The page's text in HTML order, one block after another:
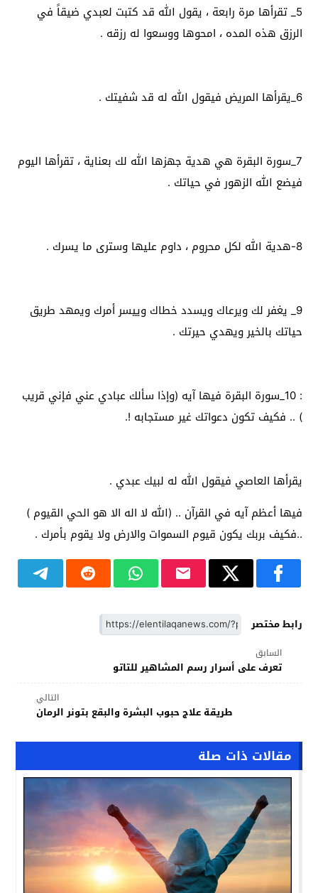
5_ تقرأها مرة رابعة ، يقول الله قد كتبت لعبدي ضيقاً في
الرزق هذه المده ، امحوها ووسعوا له رزقه .
6_يقرأها المريض فيقول الله له قد شفيتك .
7_سورة البقرة هي هدية جهزها الله لك بعناية ، تقرأها اليوم
فيضع الله الزهور في حياتك .
8-هدية الله لكل محروم ، داوم عليها وسترى ما يسرك .
9_ يغفر لك ويرعاك ويسدد خطاك وييسر أمرك ويمهد طريق
حياتك بالخير ويهدي حيرتك .
: 10_سورة البقرة فيها آيه (وإذا سألك عبادي عني فإني قريب
) .. فكيف تكون دعواتك غير مستجابه !.
يقرأها العاصي فيقول الله له لبيك عبدي .
فيها أعظم آيه في القرآن .. (الله لا اله الا هو الحي القيوم )
..فكيف بربك يكون قيوم السموات والارض ولا يقوم بأمرك .
رابط مختصر
السابق
تعرف على أسرار رسم المشاهير للتاتو
التالي
طريقة علاج حبوب البشرة والبقع بتونر الرمان
مقالات ذات صلة